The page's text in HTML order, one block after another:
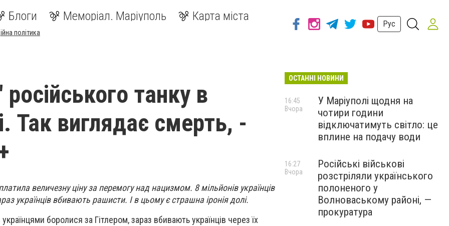
Блоги Меморіал. Маріуполь Карта міста
політика
Рус
танку в
Так виглядає смерть, -
величезну ціну за перемогу над нацизмом. 8 мільйонів українців
українців вбивають рашисти. І в цьому є страшна іронія долі.
боролися за Гітлером, зараз вбивають українців через їх
ОСТАННІ НОВИНИ
У Маріуполі щодня на
чотири години
відключатимуть світло: це
вплине на подачу води
16:45
Вчора
Російські військові
розстріляли українського
полоненого у
Волноваському районі, —
прокуратура
16:27
Вчора